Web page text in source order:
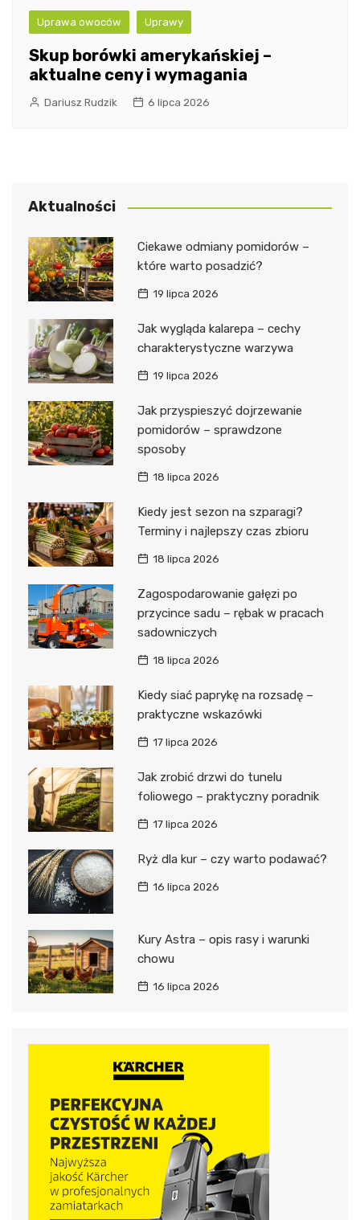
Uprawa owoców Uprawy
Skup borówki amerykańskiej –
aktualne ceny i wymagania
Dariusz Rudzik 6 lipca 2026
Aktualności
Ciekawe odmiany pomidorów –
które warto posadzić?
19 lipca 2026
Jak wygląda kalarepa – cechy
charakterystyczne warzywa
19 lipca 2026
Jak przyspieszyć dojrzewanie
pomidorów – sprawdzone
sposoby
18 lipca 2026
Kiedy jest sezon na szparagi?
Terminy i najlepszy czas zbioru
18 lipca 2026
Zagospodarowanie gałęzi po
przycince sadu – rębak w pracach
sadowniczych
18 lipca 2026
Kiedy siać paprykę na rozsadę –
praktyczne wskazówki
17 lipca 2026
Jak zrobić drzwi do tunelu
foliowego – praktyczny poradnik
17 lipca 2026
Ryż dla kur – czy warto podawać?
16 lipca 2026
Kury Astra – opis rasy i warunki
chowu
16 lipca 2026